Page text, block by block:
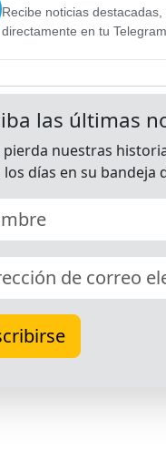
Recibe noticias
directamente en tu Telegram.